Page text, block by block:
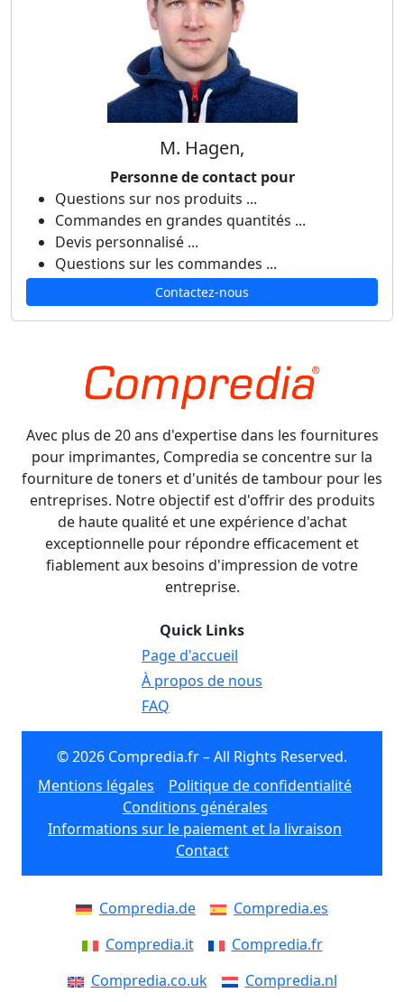
M. Hagen,
Personne de contact pour
Questions sur nos produits ...
Commandes en grandes quantités ...
Devis personnalisé ...
Questions sur les commandes ...
Contactez-nous
Avec plus de 20 ans d'expertise dans les fournitures
pour imprimantes, Compredia se concentre sur la
fourniture de toners et d'unités de tambour pour les
entreprises. Notre objectif est d'offrir des produits
de haute qualité et une expérience d'achat
exceptionnelle pour répondre efficacement et
fiablement aux besoins d'impression de votre
entreprise.
Quick Links
Page d'accueil
À propos de nous
FAQ
© 2026 Compredia.fr – All Rights Reserved.
Mentions légales
Politique de confidentialité
Conditions générales
Informations sur le paiement et la livraison
Contact
Compredia.de
Compredia.es
Compredia.it
Compredia.fr
Compredia.co.uk
Compredia.nl